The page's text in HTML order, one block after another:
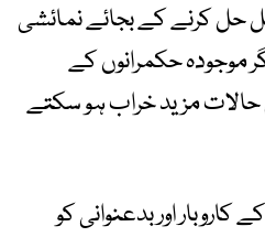
حل کرنے کے بجائے نمائشی
موجودہ حکمرانوں کے
حالات مزید خراب ہو سکتے
اور بدعنوانی کو